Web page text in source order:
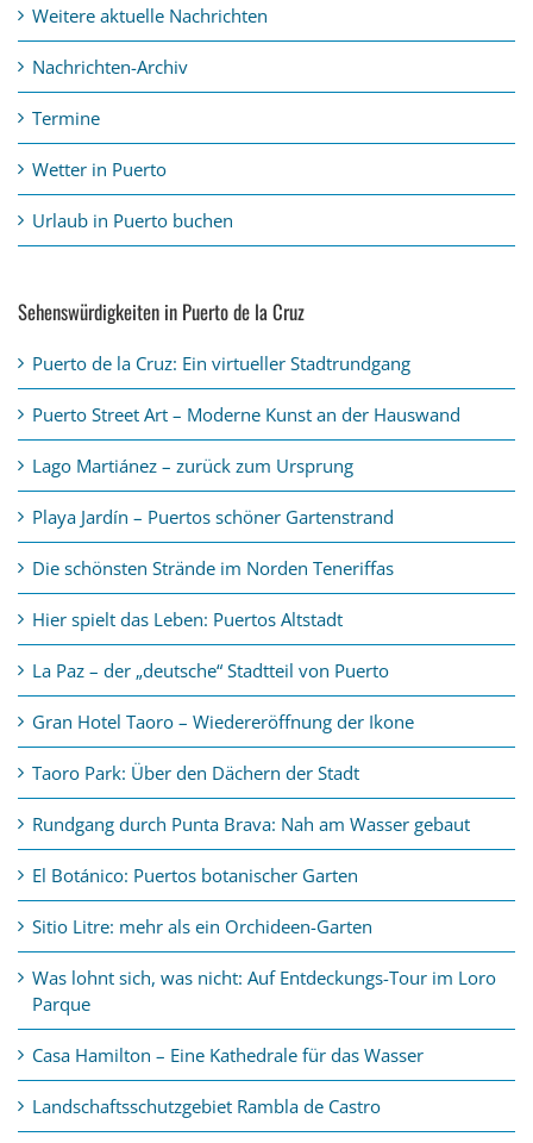
Weitere aktuelle Nachrichten
Nachrichten-Archiv
Termine
Wetter in Puerto
Urlaub in Puerto buchen
Sehenswürdigkeiten in Puerto de la Cruz
Puerto de la Cruz: Ein virtueller Stadtrundgang
Puerto Street Art – Moderne Kunst an der Hauswand
Lago Martiánez – zurück zum Ursprung
Playa Jardín – Puertos schöner Gartenstrand
Die schönsten Strände im Norden Teneriffas
Hier spielt das Leben: Puertos Altstadt
La Paz – der „deutsche“ Stadtteil von Puerto
Gran Hotel Taoro – Wiedereröffnung der Ikone
Taoro Park: Über den Dächern der Stadt
Rundgang durch Punta Brava: Nah am Wasser gebaut
El Botánico: Puertos botanischer Garten
Sitio Litre: mehr als ein Orchideen-Garten
Was lohnt sich, was nicht: Auf Entdeckungs-Tour im Loro
Parque
Casa Hamilton – Eine Kathedrale für das Wasser
Landschaftsschutzgebiet Rambla de Castro